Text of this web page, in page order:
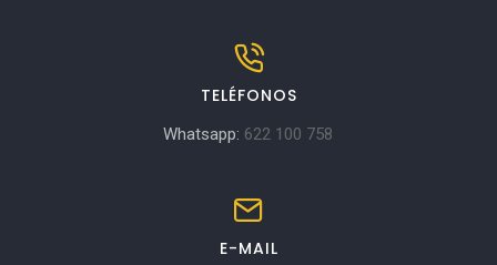
TELÉFONOS
Whatsapp: 622 100 758
E-MAIL